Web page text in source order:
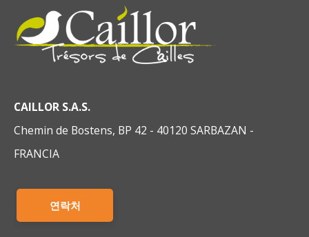
CAILLOR S.A.S.
Chemin de Bostens, BP 42 - 40120 SARBAZAN -
FRANCIA
연락처